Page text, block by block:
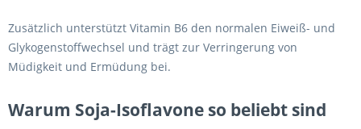
Zusätzlich unterstützt Vitamin B6 den normalen Eiweiß- und
Glykogenstoffwechsel und trägt zur Verringerung von
Müdigkeit und Ermüdung bei.
Warum Soja-Isoflavone so beliebt sind